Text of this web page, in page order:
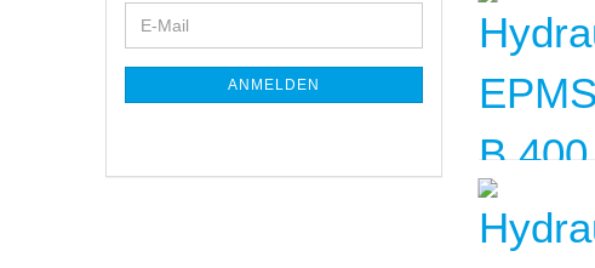
ZUR
ANMELDUNG
E-
Mail
ANMELDEN